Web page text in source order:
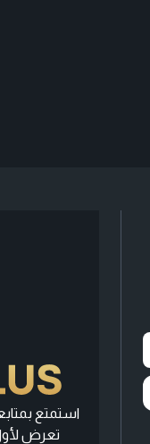
استمتع
تعرض لأول